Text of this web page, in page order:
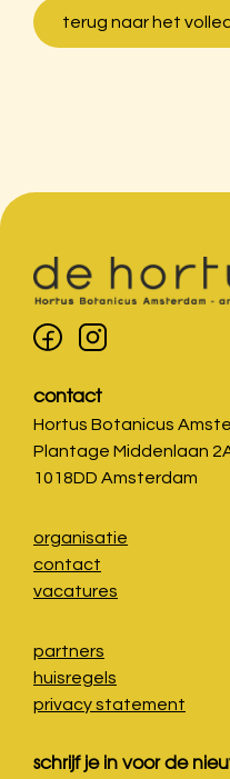
terug naar het
contact
Hortus Botanicus
Plantage Middenlaan
1018DD Amsterdam
organisatie
contact
vacatures
partners
huisregels
privacy statement
schrijf je in voor de